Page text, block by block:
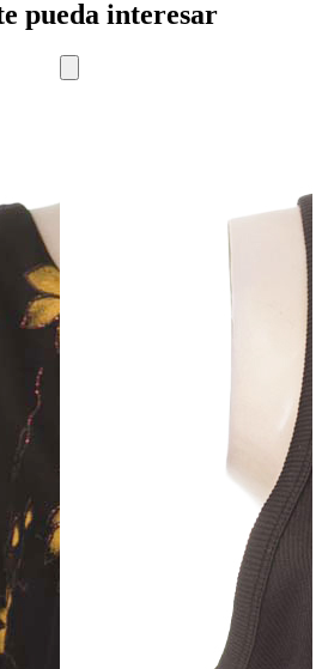
pueda interesar